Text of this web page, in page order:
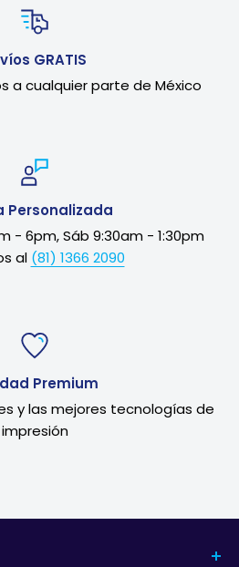
GRATIS
a cualquier parte de México
Personalizada
- 6pm, Sáb 9:30am - 1:30pm
al (81) 1366 2090
Premium
y las mejores tecnologías de
impresión